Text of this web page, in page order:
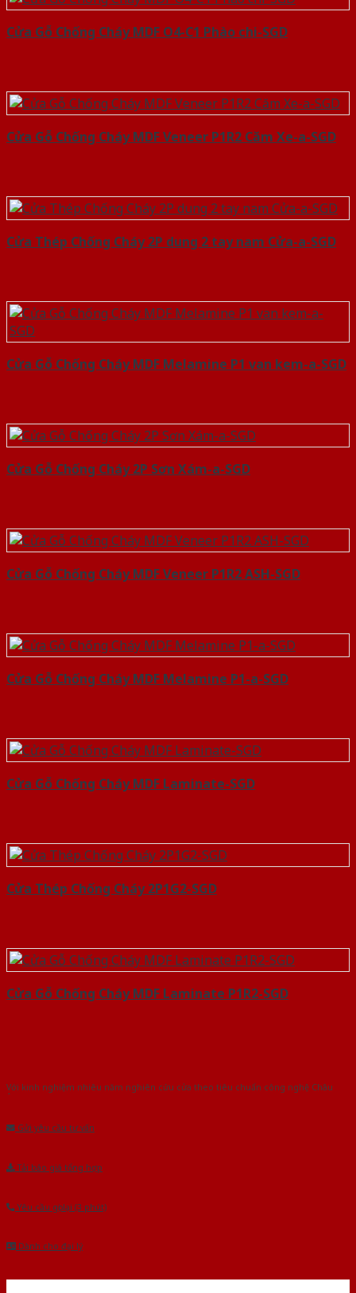
Cửa Gỗ Chống Cháy MDF O4-C1 Phào chi-SGD
Cửa Gỗ Chống Cháy MDF Veneer P1R2 Căm Xe-a-SGD
Cửa Thép Chống Cháy 2P dung 2 tay nam Cửa-a-SGD
Cửa Gỗ Chống Cháy MDF Melamine P1 van kem-a-SGD
Cửa Gỗ Chống Cháy 2P Sơn Xám-a-SGD
Cửa Gỗ Chống Cháy MDF Veneer P1R2 ASH-SGD
Cửa Gỗ Chống Cháy MDF Melamine P1-a-SGD
Cửa Gỗ Chống Cháy MDF Laminate-SGD
Cửa Thép Chống Cháy 2P1G2-SGD
Cửa Gỗ Chống Cháy MDF Laminate P1R2-SGD
Với kinh nghiệm nhiêu năm nghiên cứu cửa theo tiêu chuẩn công nghệ Châu
Gửi yêu cầu tư vấn
Tải báo giá tổng hợp
Yêu cầu gọi lại (3 phút)
Dành cho đại lý